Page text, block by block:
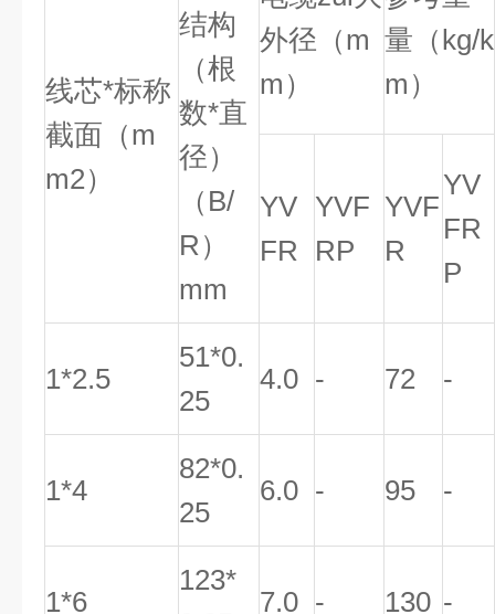
线芯*标称
截面（m
m2）
结构
（根
数*直
径）
（B/
R）
mm
外径（m
m）
量（kg/k
m）
YV
FR
YVF
RP
YVF
R
YV
FR
P
1*2.5
51*0.
25
4.0 - 72 -
1*4
82*0.
25
6.0 - 95 -
1*6
123*
7.0 - 130 -